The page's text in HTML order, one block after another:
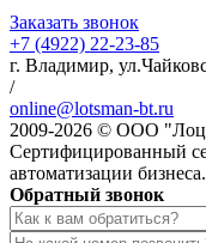
Заказать звонок
+7 (4922) 22-23-85
г. Владимир,
/
online@lotsman-bt.ru
2009-2026 © ООО
Сертифицированный
автоматизации бизнеса.
Обратный звонок